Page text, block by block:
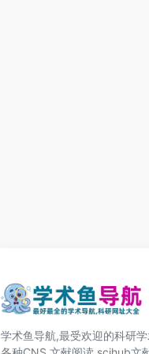
学术鱼导航,最受欢迎的科研